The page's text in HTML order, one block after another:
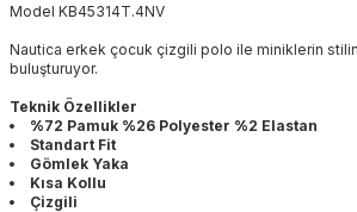
Model KB45314T.4NV
Nautica erkek çocuk çizgili polo ile miniklerin
buluşturuyor.
Teknik Özellikler
%72 Pamuk %26 Polyester %2 Elastan
Standart Fit
Gömlek Yaka
Kısa Kollu
Çizgili